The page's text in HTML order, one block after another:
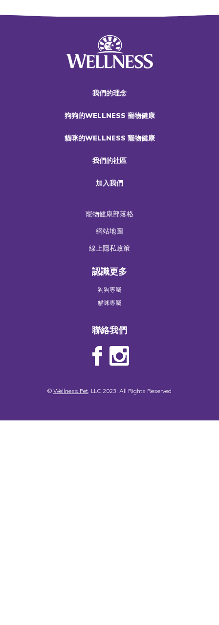
我們的理念
狗狗的WELLNESS 寵物健康
貓咪的WELLNESS 寵物健康
我們的社區
加入我們
寵物健康部落格
網站地圖
線上隱私政策
認識更多
狗狗專屬
貓咪專屬
聯絡我們
© Wellness Pet, LLC 2023. All Rights Reserved